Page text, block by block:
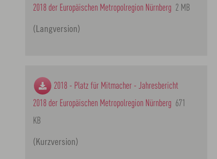
2018 der Europäischen Metropolregion Nürnberg 2 MB
(Langversion)
2018 - Platz für Mitmacher - Jahresbericht
2018 der Europäischen Metropolregion Nürnberg 671
KB
(Kurzversion)